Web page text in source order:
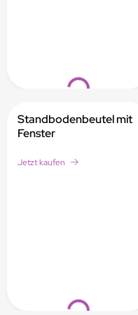
Loading...
Loading...
Standbodenbeutel mit
Fenster
Jetzt kaufen